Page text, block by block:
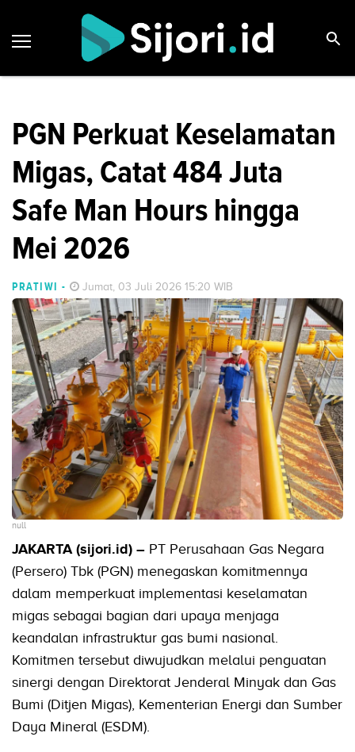
PGN Perkuat Keselamatan
Migas, Catat 484 Juta
Safe Man Hours hingga
Mei 2026
PRATIWI - Jumat, 03 Juli 2026 15:20 WIB
null
JAKARTA (sijori.id) – PT Perusahaan Gas Negara
(Persero) Tbk (PGN) menegaskan komitmennya
dalam memperkuat implementasi keselamatan
migas sebagai bagian dari upaya menjaga
keandalan infrastruktur gas bumi nasional.
Komitmen tersebut diwujudkan melalui penguatan
sinergi dengan Direktorat Jenderal Minyak dan Gas
Bumi (Ditjen Migas), Kementerian Energi dan Sumber
Daya Mineral (ESDM).